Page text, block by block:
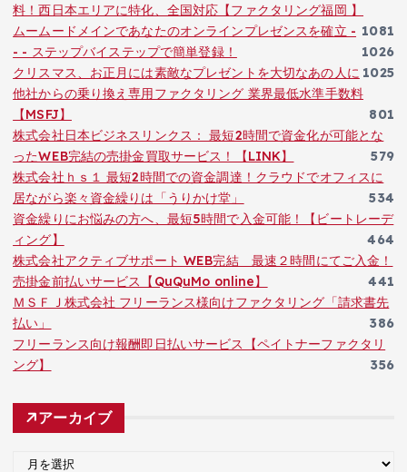
料！西日本エリアに特化、全国対応【ファクタリング福岡 】
1081
ムームードメインであなたのオンラインプレゼンスを確立 -
- - ステップバイステップで簡単登録！
1026
クリスマス、お正月には素敵なプレゼントを大切なあの人に 1025
他社からの乗り換え専用ファクタリング 業界最低水準手数料
【MSFJ】
801
株式会社日本ビジネスリンクス： 最短2時間で資金化が可能とな
ったWEB完結の売掛金買取サービス！【LINK】
579
株式会社ｈｓ１ 最短2時間での資金調達！クラウドでオフィスに
居ながら楽々資金繰りは「うりかけ堂」
534
資金繰りにお悩みの方へ、最短5時間で入金可能！【ビートレーデ
ィング】
464
株式会社アクティブサポート WEB完結 最速２時間にてご入金！
売掛金前払いサービス【QuQuMo online】
441
ＭＳＦＪ株式会社 フリーランス様向けファクタリング「請求書先
払い」
386
フリーランス向け報酬即日払いサービス【ペイトナーファクタリ
ング】
356
アーカイブ